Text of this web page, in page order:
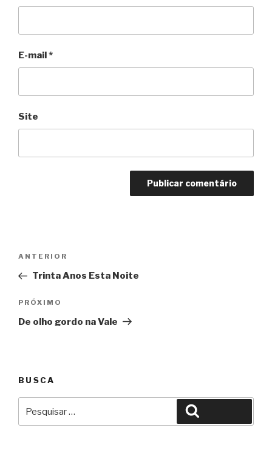
E-mail*
Site
Post
Anterior
ANTERIOR
Trinta Anos Esta Noite
Próximo
PRÓXIMO
De olho gordo na Vale
BUSCA
por: